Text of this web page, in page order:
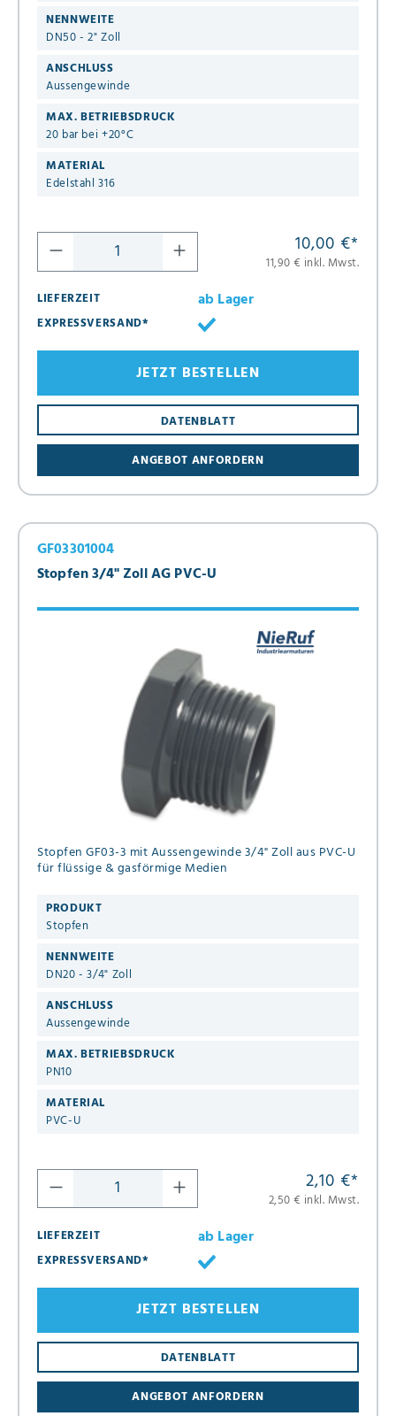
NENNWEITE
DN50 - 2" Zoll
ANSCHLUSS
Aussengewinde
MAX. BETRIEBSDRUCK
20 bar bei +20°C
MATERIAL
Edelstahl 316
10,00 €*
11,90 € inkl. Mwst.
LIEFERZEIT
ab Lager
EXPRESSVERSAND*
ANGEBOT ANFORDERN
DATENBLATT
JETZT BESTELLEN
Stopfen 3/4" Zoll AG PVC-U
GF03301004
Stopfen GF03-3 mit Aussengewinde 3/4" Zoll aus PVC-U
für flüssige & gasförmige Medien
PRODUKT
Stopfen
NENNWEITE
DN20 - 3/4" Zoll
ANSCHLUSS
Aussengewinde
MAX. BETRIEBSDRUCK
PN10
MATERIAL
PVC-U
2,10 €*
2,50 € inkl. Mwst.
LIEFERZEIT
ab Lager
EXPRESSVERSAND*
ANGEBOT ANFORDERN
DATENBLATT
JETZT BESTELLEN
8
16